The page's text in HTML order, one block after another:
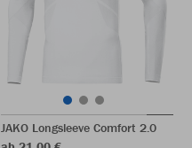
JAKO Longsleeve Comfort 2.0